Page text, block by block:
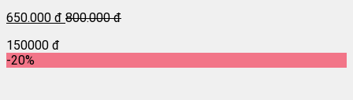
650.000 đ 800.000 đ
150000 đ
-20%